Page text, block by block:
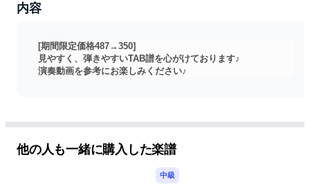
内容
[期間限定価格487→350]
見やすく、弾きやすいTAB譜を心がけております♪
演奏動画を参考にお楽しみください♪
他の人も一緒に購入した楽譜
中級